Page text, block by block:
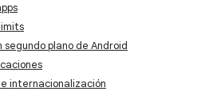
plano de Android
internacionalización